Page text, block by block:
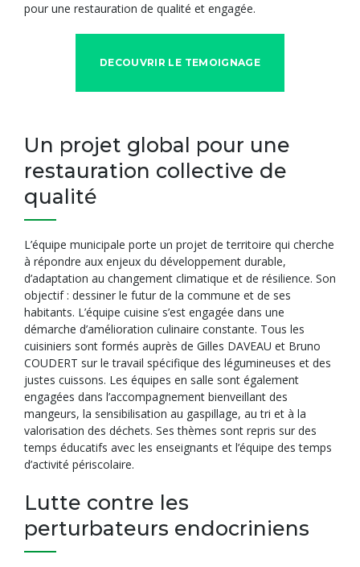
pour une restauration de qualité et engagée.
DECOUVRIR LE TEMOIGNAGE
Un projet global pour une
restauration collective de
qualité
L’équipe municipale porte un projet de territoire qui cherche
à répondre aux enjeux du développement durable,
d’adaptation au changement climatique et de résilience. Son
objectif : dessiner le futur de la commune et de ses
habitants. L’équipe cuisine s’est engagée dans une
démarche d’amélioration culinaire constante. Tous les
cuisiniers sont formés auprès de Gilles DAVEAU et Bruno
COUDERT sur le travail spécifique des légumineuses et des
justes cuissons. Les équipes en salle sont également
engagées dans l’accompagnement bienveillant des
mangeurs, la sensibilisation au gaspillage, au tri et à la
valorisation des déchets. Ses thèmes sont repris sur des
temps éducatifs avec les enseignants et l’équipe des temps
d’activité périscolaire.
Lutte contre les
perturbateurs endocriniens